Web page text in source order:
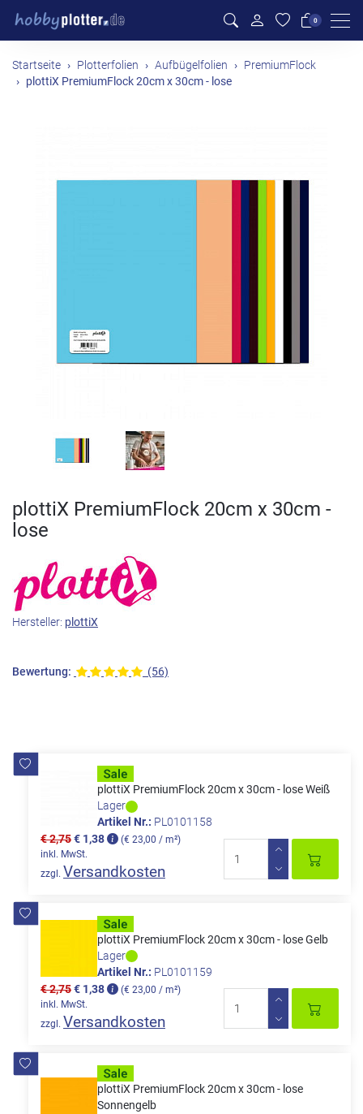
0
Startseite Plotterfolien Aufbügelfolien PremiumFlock
plottiX PremiumFlock 20cm x 30cm - lose
plottiX PremiumFlock 20cm x 30cm -
lose
Hersteller: plottiX
Bewertung: (56)
plottiX PremiumFlock 20cm x 30cm - lose Weiß
Lager
Artikel Nr.: PL0101158
€ 2,75€ 1,38
(€ 23,00 / m²)
inkl. MwSt.
zzgl. Versandkosten
plottiX PremiumFlock 20cm x 30cm - lose Gelb
Lager
Artikel Nr.: PL0101159
€ 2,75€ 1,38
(€ 23,00 / m²)
inkl. MwSt.
zzgl. Versandkosten
plottiX PremiumFlock 20cm x 30cm - lose
Sonnengelb